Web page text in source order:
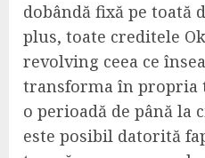
dobândă fixă pe toată
plus, toate creditele
revolving ceea ce
transforma în propria
o perioadă de până la
este posibil datorită